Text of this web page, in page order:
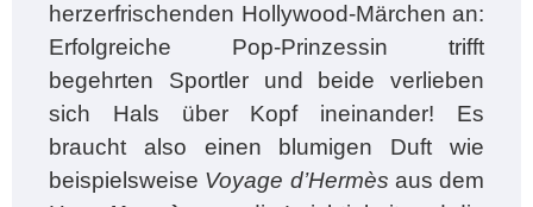
herzerfrischenden Hollywood-Märchen an:
Erfolgreiche Pop-Prinzessin trifft
begehrten Sportler und beide verlieben
sich Hals über Kopf ineinander! Es
braucht also einen blumigen Duft wie
beispielsweise Voyage d’Hermès aus dem